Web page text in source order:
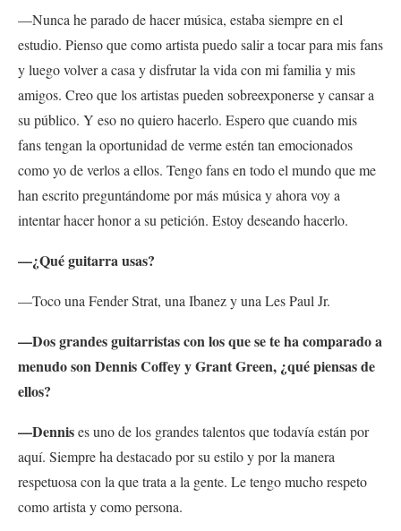
—Nunca he parado de hacer música, estaba siempre en el
estudio. Pienso que como artista puedo salir a tocar para mis fans
y luego volver a casa y disfrutar la vida con mi familia y mis
amigos. Creo que los artistas pueden sobreexponerse y cansar a
su público. Y eso no quiero hacerlo. Espero que cuando mis
fans tengan la oportunidad de verme estén tan emocionados
como yo de verlos a ellos. Tengo fans en todo el mundo que me
han escrito preguntándome por más música y ahora voy a
intentar hacer honor a su petición. Estoy deseando hacerlo.
—¿Qué guitarra usas?
—Toco una Fender Strat, una Ibanez y una Les Paul Jr.
—Dos grandes guitarristas con los que se te ha comparado a
menudo son Dennis Coffey y Grant Green, ¿qué piensas de
ellos?
—Dennises uno de los grandes talentos que todavía están por
aquí. Siempre ha destacado por su estilo y por la manera
respetuosa con la que trata a la gente. Le tengo mucho respeto
como artista y como persona.